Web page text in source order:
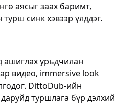
аясыг заах баримт,
синк хэвээр үлддэг.
ашиглах урьдчилан
видео, immersive look
DittoDub-ийн
туршлага бүр дэлхий